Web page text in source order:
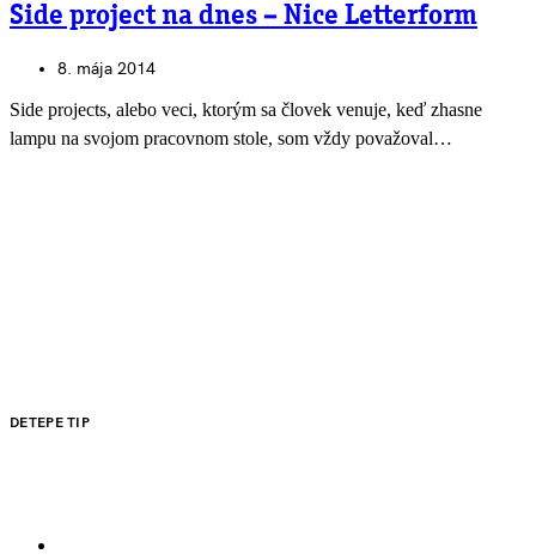
Side project na dnes – Nice Letterform
8. mája 2014
Side projects, alebo veci, ktorým sa človek venuje, keď zhasne
lampu na svojom pracovnom stole, som vždy považoval…
DETEPE TIP